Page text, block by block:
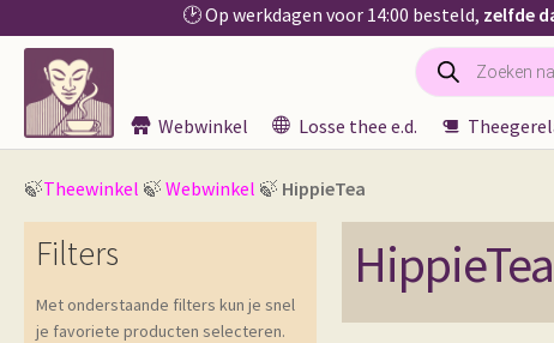
🕑 Op werkdagen voor 14:00 besteld, zelfde
Ga
door
naar
navigatie
Ga
naar
inhoud
Producten
zoeken
Webwinkel Losse thee e.d.
🍃Theewinkel 🍃 Webwinkel 🍃 HippieTea
HippieTea
Filters
Met onderstaande filters kun je snel
je favoriete producten selecteren.